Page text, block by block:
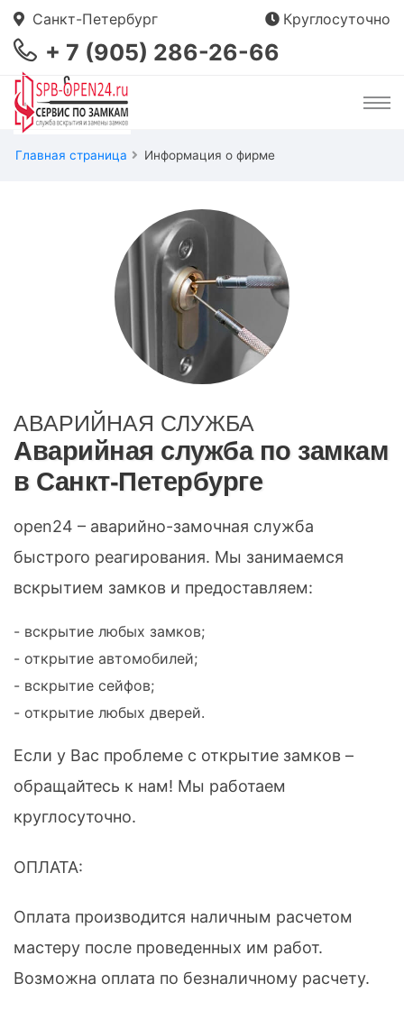
Санкт-Петербург Круглосуточно
+ 7 (905) 286-26-66
Главная страница Информация о фирме
АВАРИЙНАЯ СЛУЖБА
Аварийная служба по замкам
в Санкт-Петербурге
open24 – аварийно-замочная служба
быстрого реагирования. Мы занимаемся
вскрытием замков и предоставляем:
- вскрытие любых замков;
- открытие автомобилей;
- вскрытие сейфов;
- открытие любых дверей.
Если у Вас проблеме с открытие замков –
обращайтесь к нам! Мы работаем
круглосуточно.
ОПЛАТА:
Оплата производится наличным расчетом
мастеру после проведенных им работ.
Возможна оплата по безналичному расчету.